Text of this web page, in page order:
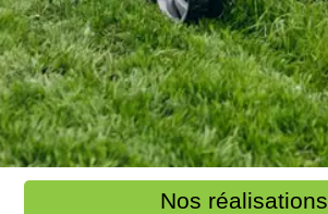
Nos réalisations